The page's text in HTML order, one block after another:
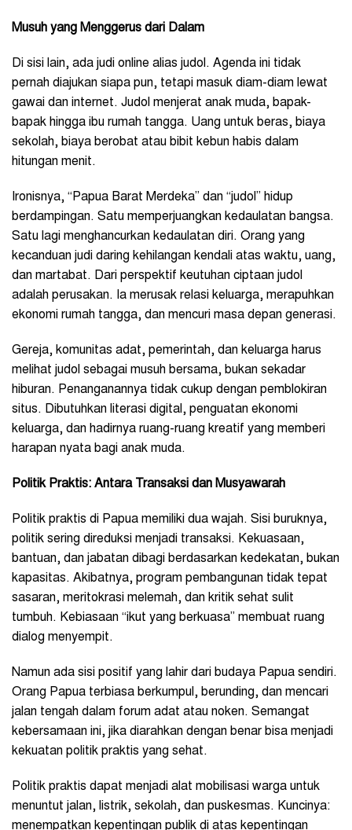
Musuh yang Menggerus dari Dalam
Di sisi lain, ada judi online alias judol. Agenda ini tidak
pernah diajukan siapa pun, tetapi masuk diam-diam lewat
gawai dan internet. Judol menjerat anak muda, bapak-
bapak hingga ibu rumah tangga. Uang untuk beras, biaya
sekolah, biaya berobat atau bibit kebun habis dalam
hitungan menit.
Ironisnya, “Papua Barat Merdeka” dan “judol” hidup
berdampingan. Satu memperjuangkan kedaulatan bangsa.
Satu lagi menghancurkan kedaulatan diri. Orang yang
kecanduan judi daring kehilangan kendali atas waktu, uang,
dan martabat. Dari perspektif keutuhan ciptaan judol
adalah perusakan. Ia merusak relasi keluarga, merapuhkan
ekonomi rumah tangga, dan mencuri masa depan generasi.
Gereja, komunitas adat, pemerintah, dan keluarga harus
melihat judol sebagai musuh bersama, bukan sekadar
hiburan. Penanganannya tidak cukup dengan pemblokiran
situs. Dibutuhkan literasi digital, penguatan ekonomi
keluarga, dan hadirnya ruang-ruang kreatif yang memberi
harapan nyata bagi anak muda.
Politik Praktis: Antara Transaksi dan Musyawarah
Politik praktis di Papua memiliki dua wajah. Sisi buruknya,
politik sering direduksi menjadi transaksi. Kekuasaan,
bantuan, dan jabatan dibagi berdasarkan kedekatan, bukan
kapasitas. Akibatnya, program pembangunan tidak tepat
sasaran, meritokrasi melemah, dan kritik sehat sulit
tumbuh. Kebiasaan “ikut yang berkuasa” membuat ruang
dialog menyempit.
Namun ada sisi positif yang lahir dari budaya Papua sendiri.
Orang Papua terbiasa berkumpul, berunding, dan mencari
jalan tengah dalam forum adat atau noken. Semangat
kebersamaan ini, jika diarahkan dengan benar bisa menjadi
kekuatan politik praktis yang sehat.
Politik praktis dapat menjadi alat mobilisasi warga untuk
menuntut jalan, listrik, sekolah, dan puskesmas. Kuncinya:
menempatkan kepentingan publik di atas kepentingan